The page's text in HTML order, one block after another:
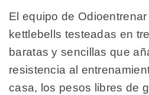
El equipo de
kettlebells testeadas en
baratas y sencillas que
resistencia al
casa, los pesos libres de